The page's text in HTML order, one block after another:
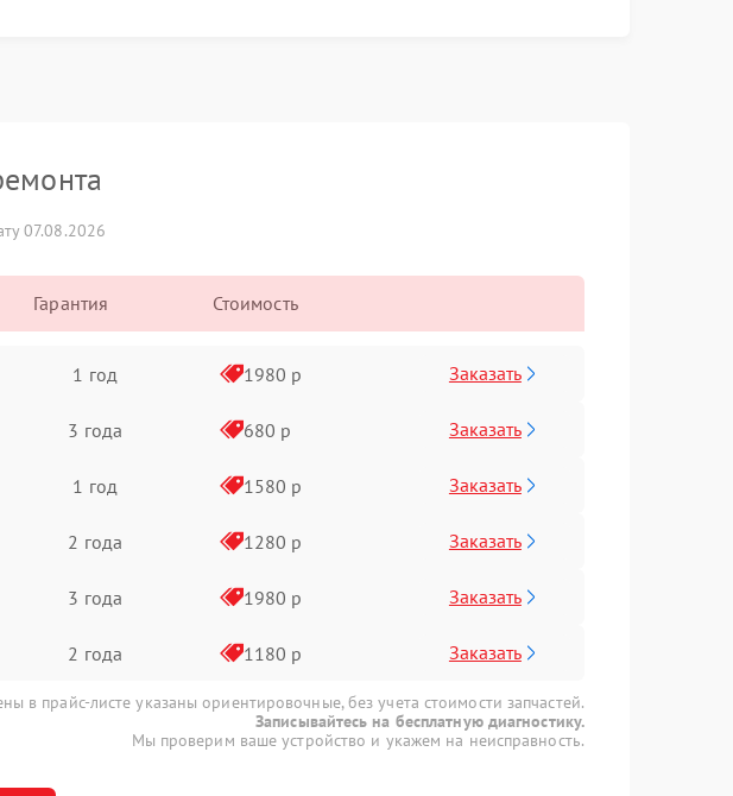
07.08.2026
Гарантия Стоимость
1 год 1980 р Заказать
3 года 680 р Заказать
1 год 1580 р Заказать
2 года 1280 р Заказать
3 года 1980 р Заказать
2 года 1180 р Заказать
в прайс-листе указаны ориентировочные, без учета стоимости запчастей.
Записывайтесь на бесплатную диагностику.
Мы проверим ваше устройство и укажем на неисправность.